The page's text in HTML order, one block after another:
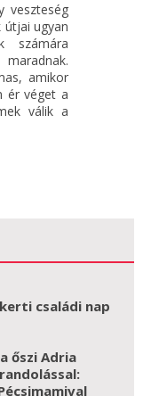
veszteség
útjai ugyan
számára
amikor
ér véget a
válik a
családi nap
őszi Adria